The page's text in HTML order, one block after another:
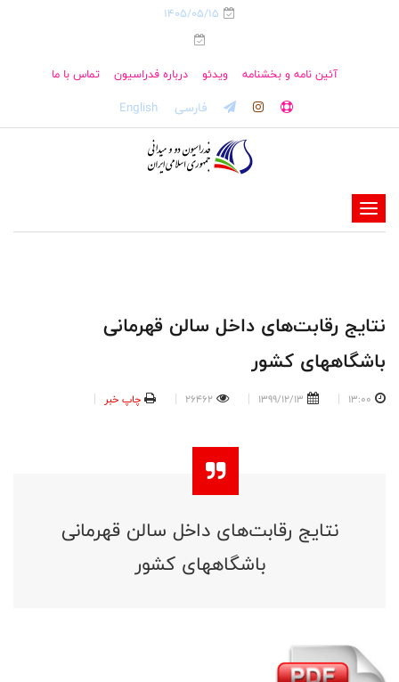
1405/05/15
آئین نامه و بخشنامه ویدئو درباره فدراسیون تماس با ما
فارسی English
-
-
-
-
نتایج رقابت‌های داخل سالن قهرمانی
باشگاههای کشور
13:00
1399/12/13
26462 چاپ خبر
نتایج رقابت‌های داخل سالن قهرمانی
باشگاههای کشور